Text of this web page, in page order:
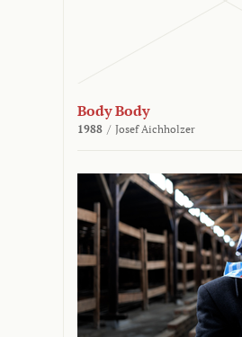
Body Body
1988 / Josef Aichholzer